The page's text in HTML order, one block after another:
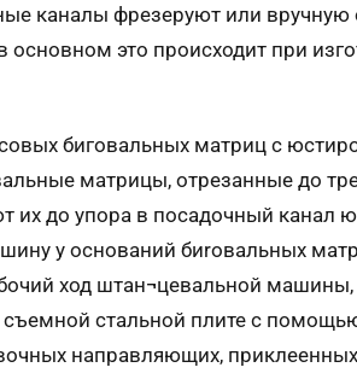
каналы фрезеруют или вручную
основном это происходит при
биговальных матриц с
матрицы, отрезанные до
их до упора в посадочный
у оснований биroвальных
ход штaн¬цевальной
съемной стальной плите с
направляющих,